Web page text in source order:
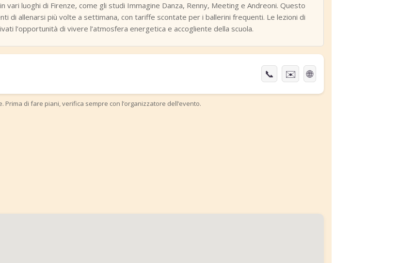
vari luoghi di Firenze, come gli studi Immagine Danza, Renny, Meeting e Andreoni. Questo
di allenarsi più volte a settimana, con tariffe scontate per i ballerini frequenti. Le lezioni di
l’opportunità di vivere l’atmosfera energetica e accogliente della scuola.
📞 ✉️ 🌐
di fare piani, verifica sempre con l’organizzatore dell’evento.